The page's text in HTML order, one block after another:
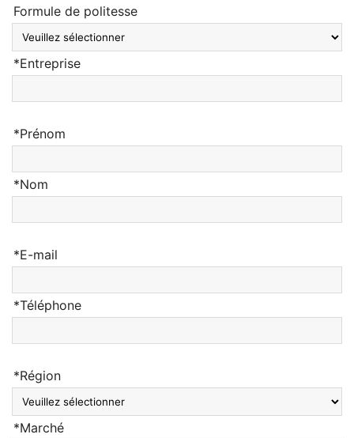
Formule de politesse
*Entreprise
*Prénom
*Nom
*E-mail
*Téléphone
*Région
*Marché